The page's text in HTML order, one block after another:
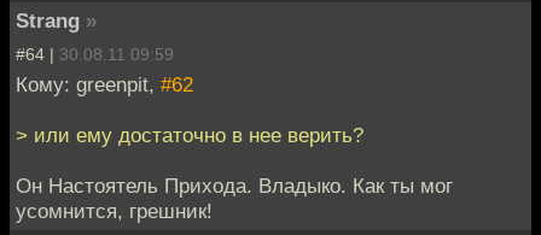
Strang »
#64 | 30.08.11 09:59
Кому: greenpit, #62
> или ему достаточно в нее верить?
Он Настоятель Прихода. Владыко. Как ты мог
усомнится, грешник!